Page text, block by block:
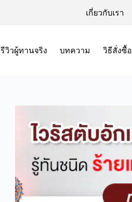
เกี่ยวกับเรา
รีวิวผู้ทานจริง บทความ วิธีสั่งซื้อ